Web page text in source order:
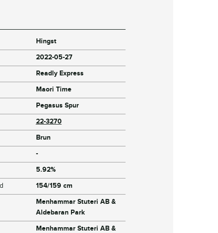
Hingst
2022-05-27
Readly Express
Maori Time
Pegasus Spur
22-3270
Brun
-
5.92%
154/159 cm
Menhammar Stuteri AB &
Aldebaran Park
Menhammar Stuteri AB &